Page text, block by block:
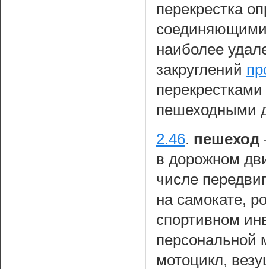
перекрестка
соединяющими
наиболее
закруглений
пешеходными
2.46. пешеход
в дорожном
числе
на самокате,
спортивном
персональной
мотоцикл,